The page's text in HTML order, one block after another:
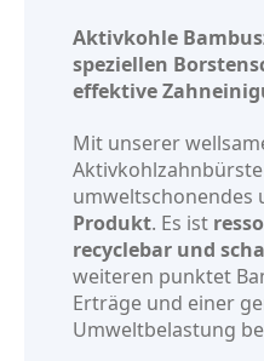
Aktivkohle
speziellen
effektive
Mit unserer
umweltschonendes
Produkt. Es ist
recyclebar und
weiteren punktet
Erträge und einer
Umweltbelastung